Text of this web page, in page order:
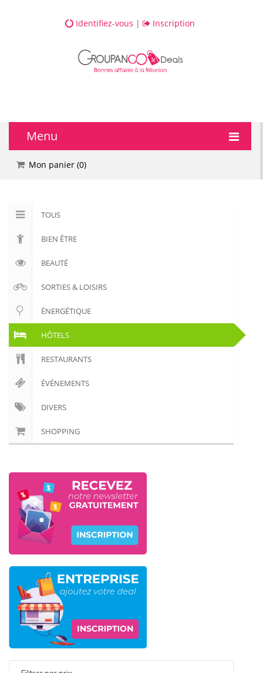
Identifiez-vous | Inscription
Menu
🔥 DEALS
💅 Beauté
🎈 Événements
Mon panier (0)
TOUS
BIEN ÊTRE
BEAUTÉ
SORTIES & LOISIRS
ÉNERGÉTIQUE
HÔTELS
RESTAURANTS
ÉVÉNEMENTS
DIVERS
SHOPPING